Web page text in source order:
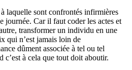
laquelle sont confrontés infirmières
journée. Car il faut coder les actes et
transformer un individu en une
qui n’est jamais loin de
dûment associée à tel ou tel
c’est à cela que tout doit aboutir.